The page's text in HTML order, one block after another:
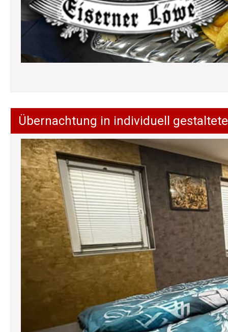
Übernachtung in individuell